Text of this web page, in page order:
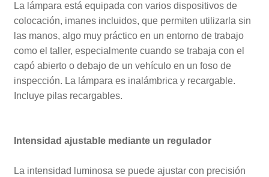
La lámpara está equipada con varios dispositivos de
colocación, imanes incluidos, que permiten utilizarla sin
las manos, algo muy práctico en un entorno de trabajo
como el taller, especialmente cuando se trabaja con el
capó abierto o debajo de un vehículo en un foso de
inspección. La lámpara es inalámbrica y recargable.
Incluye pilas recargables.
Intensidad ajustable mediante un regulador
La intensidad luminosa se puede ajustar con precisión